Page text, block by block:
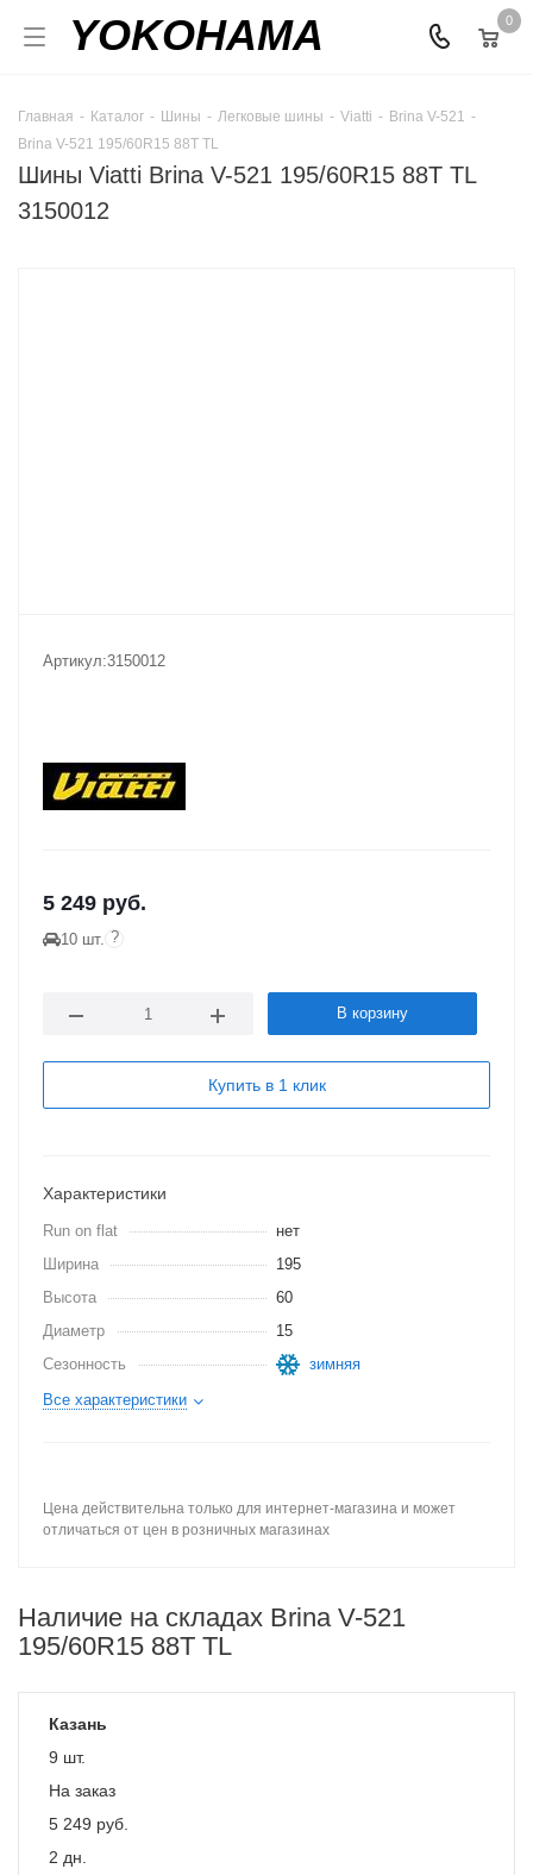
YOKOHAMA 0
Главная - Каталог - Шины - Легковые шины - Viatti - Brina V-521 -
Brina V-521 195/60R15 88T TL
Шины Viatti Brina V-521 195/60R15 88T TL
3150012
Артикул:3150012
5 249 руб.
10 шт. ?
В корзину
Купить в 1 клик
Характеристики
Run on flat
нет
Ширина
195
Высота
60
Диаметр
15
Сезонность
зимняя
Все характеристики
Цена действительна только для интернет-магазина и может
отличаться от цен в розничных магазинах
Наличие на складах Brina V-521
195/60R15 88T TL
Казань
9 шт.
На заказ
5 249 руб.
2 дн.